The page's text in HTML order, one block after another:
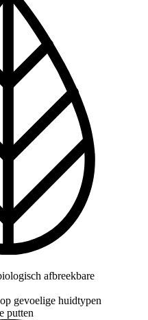
afbreekbare
gevoelige huidtypen
putten